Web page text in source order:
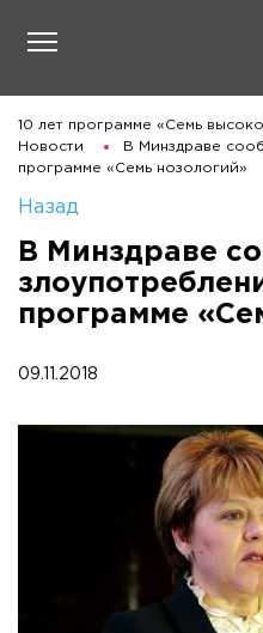
10 лет программе «Семь
Новости
В Минздраве
программе «Семь нозологий»
Назад
В Минздраве
программе
09.11.2018